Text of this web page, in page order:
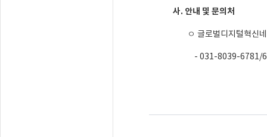
사. 안내 및 문의처
ㅇ 글로벌디지털혁신네
- 031-8039-6781/